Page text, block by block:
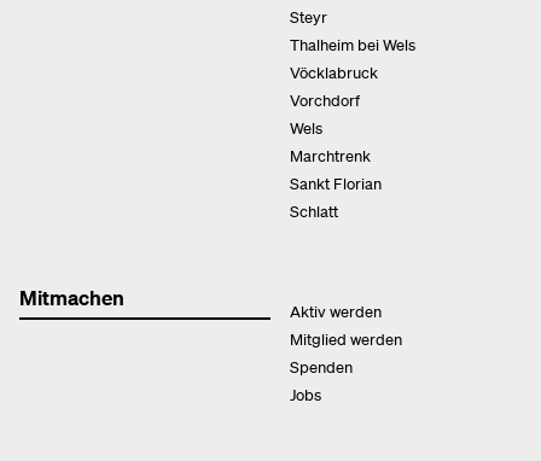
Steyr
Thalheim bei Wels
Vöcklabruck
Vorchdorf
Wels
Marchtrenk
Sankt Florian
Schlatt
Mitmachen
Aktiv werden
Mitglied werden
Spenden
Jobs